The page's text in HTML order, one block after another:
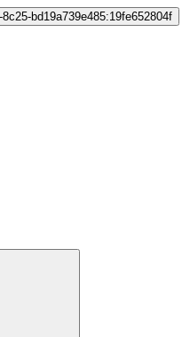
8c25-bd19a739e485:19fe652804f